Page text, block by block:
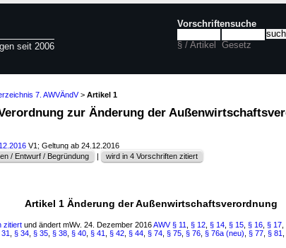
seit 2006
Vorschriftensuche
§ / Artikel Gesetz
7. AWVÄndV> Artikel 1
zur Änderung der
V1; Geltung ab 24.12.2016
/ Entwurf / Begründung | wird in 4 Vorschriften zitiert
Artikel 1 Änderung der Außenwirtschaftsverordnung
zitiert und ändert mWv. 24. Dezember 2016AWV § 11 § 12 § 14 § 15 § 16 § 17
§ 34 § 35 § 38 § 40 § 41 § 42 § 44 § 74 § 75 § 76 § 76a (neu) § 77 § 81